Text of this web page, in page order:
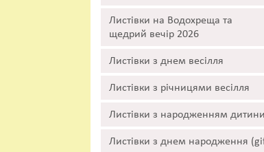
Листівки на Водохреща та
щедрий вечір 2026
Листівки з днем весілля
Листівки з річницями весілля
Листівки з народженням дитини
Листівки з днем народження